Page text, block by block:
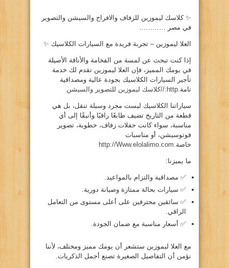
✨ كلاسك ليموزين للزفاف والافراح والسيشن والتصوير
في مصر …………
العلا ليموزين – تجربة فريدة مع السيارات الكلاسيك ✨
إذا كنت تبحث عن لمسة من الفخامة والأناقة الأصيلة
في يومك المميز، فإن العلا ليموزين تقدم لك خدمة
تأجير السيارات الكلاسيك بجودة عالية ومصداقية
تامة.http://كلاسك ليموزين للتصوير والسيشن
سياراتنا الكلاسيك ليست مجرد وسيلة تنقل، بل هي
قطعة من التاريخ تضيف طابعًا راقيًا وأنيقًا إلى أي
مناسبة، سواء كانت حفلات زفاف، خطوبة، تصوير
فوتوسيشن، أو مناسبات
خاصة.http://Www.elolalimo.com
ما يميزنا:
✅ مصداقية والتزام بالمواعيد.
✅ سيارات بحالة ممتازة وصيانة دورية.
✅ سائقين محترفين على أعلى مستوى من التعامل
الراقي.
✅ أسعار مناسبة مع ضمان الجودة.
مع العلا ليموزين ستشعر أن يومك مميز ومختلف، لأننا
نؤمن أن التفاصيل الصغيرة تصنع أجمل الذكريات.